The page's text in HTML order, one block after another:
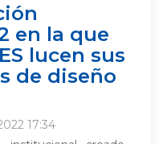
en la que
lucen sus
de diseño
17:34